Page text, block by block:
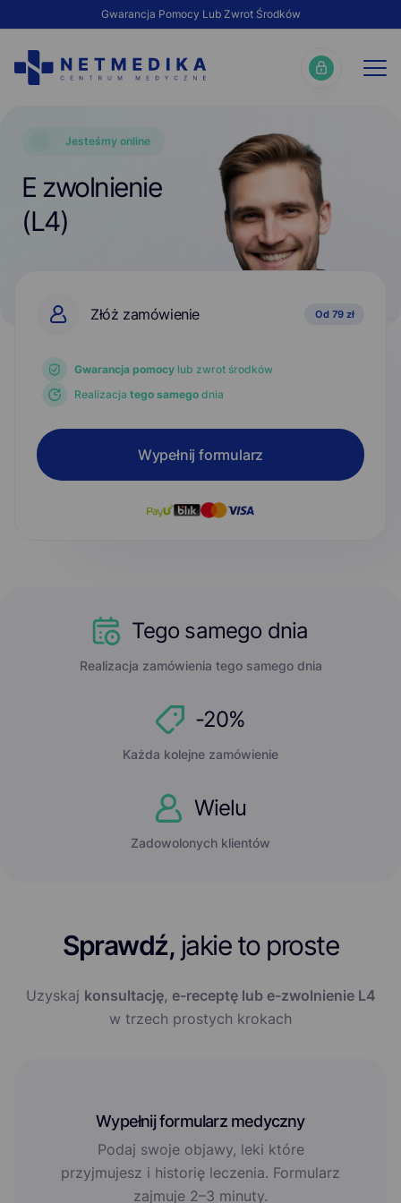
Gwarancja Pomocy Lub Zwrot Środków
Jesteśmy online
E zwolnienie
(L4)
Złóż zamówienie Od 79 zł
Gwarancja pomocy lub zwrot środków
Realizacja tego samego dnia
Wypełnij formularz
Tego samego dnia
Realizacja zamówienia tego samego dnia
-20%
Każda kolejne zamówienie
Wielu
Zadowolonych klientów
Sprawdź, jakie to proste
Uzyskaj konsultację, e-receptę lub e-zwolnienie L4
w trzech prostych krokach
Wypełnij formularz medyczny
Podaj swoje objawy, leki które
przyjmujesz i historię leczenia. Formularz
zajmuje 2–3 minuty.